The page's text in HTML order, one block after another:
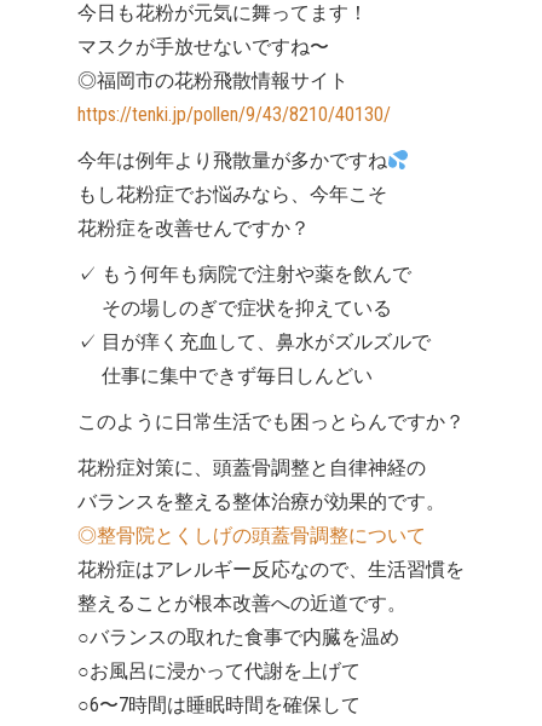
今日も花粉が元気に舞ってます！
マスクが手放せないですね〜
◎福岡市の花粉飛散情報サイト
https://tenki.jp/pollen/9/43/8210/40130/
今年は例年より飛散量が多かですね
もし花粉症でお悩みなら、今年こそ
花粉症を改善せんですか？
✓ もう何年も病院で注射や薬を飲んで
その場しのぎで症状を抑えている
✓ 目が痒く充血して、鼻水がズルズルで
仕事に集中できず毎日しんどい
このように日常生活でも困っとらんですか？
花粉症対策に、頭蓋骨調整と自律神経の
バランスを整える整体治療が効果的です。
◎整骨院とくしげの頭蓋骨調整について
花粉症はアレルギー反応なので、生活習慣を
整えることが根本改善への近道です。
○バランスの取れた食事で内臓を温め
○お風呂に浸かって代謝を上げて
○6〜7時間は睡眠時間を確保して